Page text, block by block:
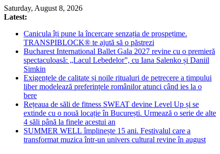
Skip
to
Saturday, August 8, 2026
Latest:
Canicula îți pune la încercare senzația de prospețime.
TRANSPIBLOCK® te ajută să o păstrezi
Bucharest International Ballet Gala 2027 revine cu o premieră
spectaculoasă: „Lacul Lebedelor”, cu Iana Salenko și Daniil
Simkin
Exigențele de calitate și noile ritualuri de petrecere a timpului
liber modelează preferințele românilor atunci când ies la o
bere
Rețeaua de săli de fitness SWEAT devine Level Up și se
extinde cu o nouă locație în București. Urmează o serie de alte
4 săli până la finele acestui an
SUMMER WELL împlinește 15 ani. Festivalul care a
transformat muzica într-un univers cultural revine în august